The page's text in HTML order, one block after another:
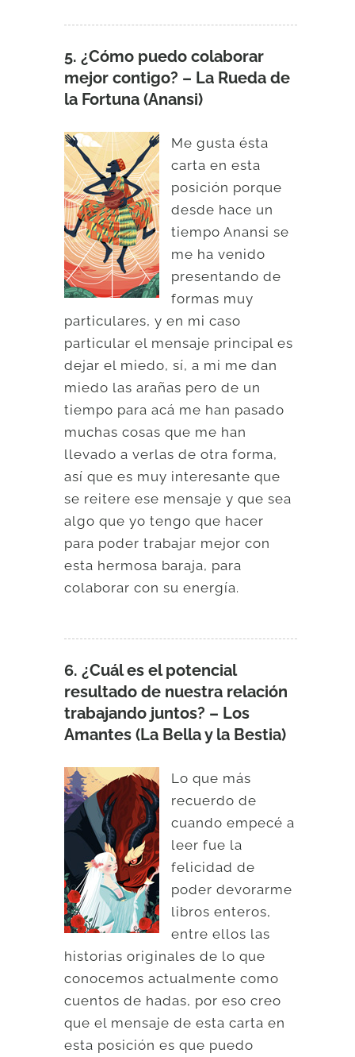
5. ¿Cómo puedo colaborar
mejor contigo? – La Rueda de
la Fortuna (Anansi)
Me gusta ésta
carta en esta
posición porque
desde hace un
tiempo Anansi se
me ha venido
presentando de
formas muy
particulares, y en mi caso
particular el mensaje principal es
dejar el miedo, sí, a mi me dan
miedo las arañas pero de un
tiempo para acá me han pasado
muchas cosas que me han
llevado a verlas de otra forma,
así que es muy interesante que
se reitere ese mensaje y que sea
algo que yo tengo que hacer
para poder trabajar mejor con
esta hermosa baraja, para
colaborar con su energía.
6. ¿Cuál es el potencial
resultado de nuestra relación
trabajando juntos? – Los
Amantes (La Bella y la Bestia)
Lo que más
recuerdo de
cuando empecé a
leer fue la
felicidad de
poder devorarme
libros enteros,
entre ellos las
historias originales de lo que
conocemos actualmente como
cuentos de hadas, por eso creo
que el mensaje de esta carta en
esta posición es que puedo